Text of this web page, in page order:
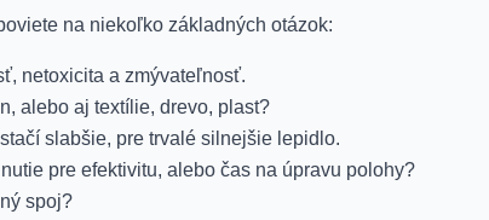
na niekoľko základných otázok:
netoxicita a zmývateľnosť.
alebo aj textílie, drevo, plast?
slabšie, pre trvalé silnejšie lepidlo.
pre efektivitu, alebo čas na úpravu polohy?
spoj?